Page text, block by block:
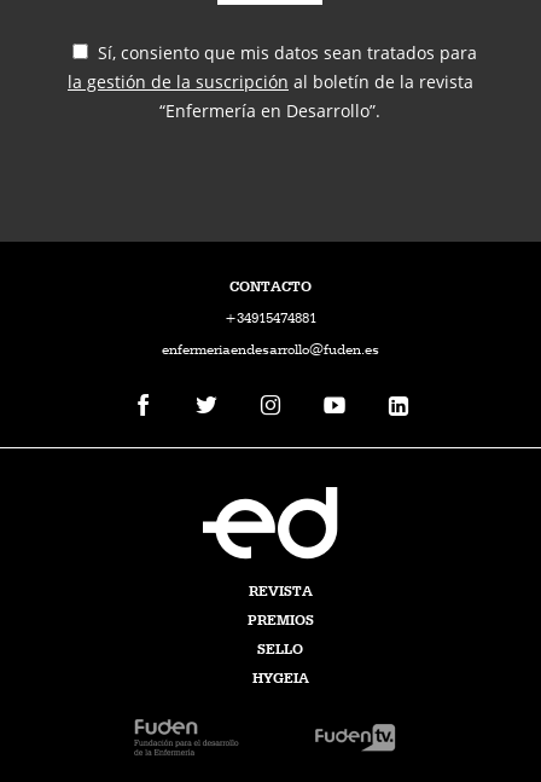
Sí, consiento que mis datos sean tratados para
la gestión de la suscripción al boletín de la revista
“Enfermería en Desarrollo”.
CONTACTO
+34915474881
enfermeriaendesarrollo@fuden.es
REVISTA
PREMIOS
SELLO
HYGEIA